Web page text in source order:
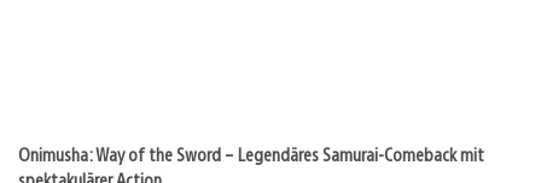
Onimusha: Way of the Sword – Legendäres Samurai-Comeback mit